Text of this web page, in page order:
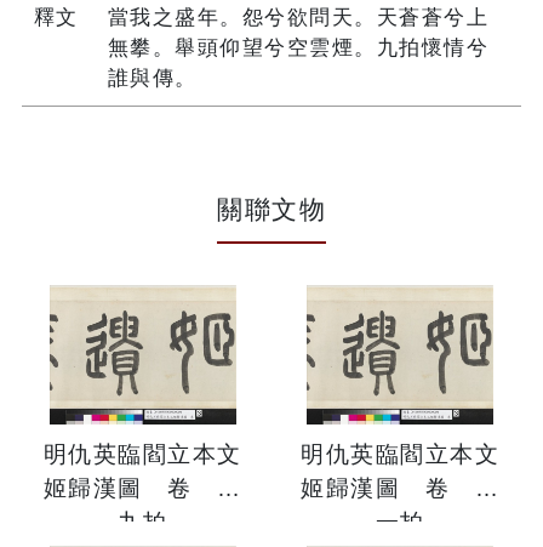
釋文
當我之盛年。怨兮欲問天。天蒼蒼兮上
無攀。舉頭仰望兮空雲煙。九拍懷情兮
誰與傳。
關聯文物
明仇英臨閻立本文
姬歸漢圖 卷 第
九拍
明仇英臨閻立本文
姬歸漢圖 卷 第
一拍